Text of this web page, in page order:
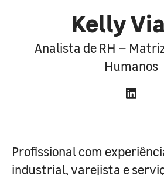
Kelly
Analista de RH –
Humanos
Profissional com
industrial, varejista e